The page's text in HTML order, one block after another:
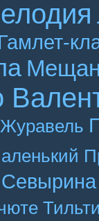
Журавель
Севырина